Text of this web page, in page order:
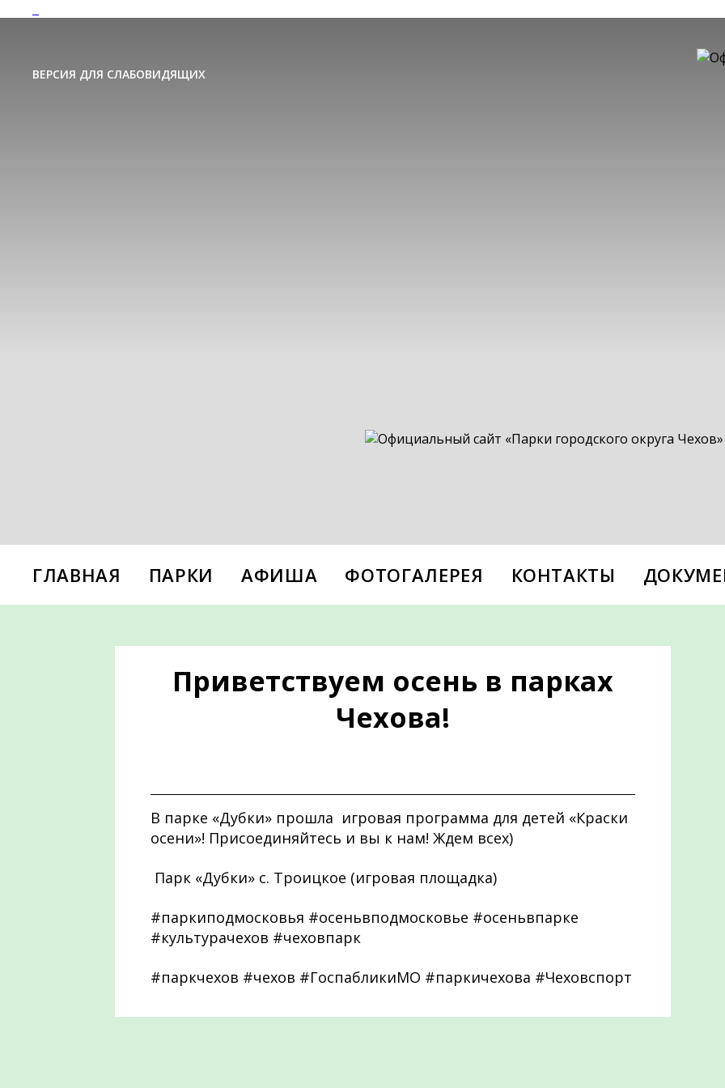
ВЕРСИЯ ДЛЯ СЛАБОВИДЯЩИХ
ГЛАВНАЯ ПАРКИ АФИША ФОТОГАЛЕРЕЯ КОНТАКТЫ
Приветствуем осень в парках
Чехова!
В парке «Дубки» прошла игровая программа для детей «Краски
осени»! Присоединяйтесь и вы к нам! Ждем всех)
Парк «Дубки» с. Троицкое (игровая площадка)
#паркиподмосковья #осеньвподмосковье #осеньвпарке
#культурачехов #чеховпарк
#паркчехов #чехов #ГоспабликиМО #паркичехова #Чеховспорт